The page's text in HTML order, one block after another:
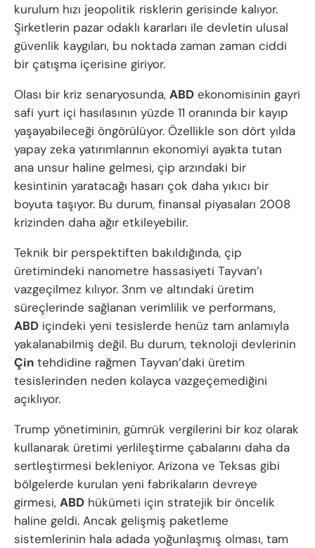
kurulum hızı jeopolitik risklerin gerisinde kalıyor.
Şirketlerin pazar odaklı kararları ile devletin ulusal
güvenlik kaygıları, bu noktada zaman zaman ciddi
bir çatışma içerisine giriyor.
Olası bir kriz senaryosunda, ABD ekonomisinin gayri
safi yurt içi hasılasının yüzde 11 oranında bir kayıp
yaşayabileceği öngörülüyor. Özellikle son dört yılda
yapay zeka yatırımlarının ekonomiyi ayakta tutan
ana unsur haline gelmesi, çip arzındaki bir
kesintinin yaratacağı hasarı çok daha yıkıcı bir
boyuta taşıyor. Bu durum, finansal piyasaları 2008
krizinden daha ağır etkileyebilir.
Teknik bir perspektiften bakıldığında, çip
üretimindeki nanometre hassasiyeti Tayvan’ı
vazgeçilmez kılıyor. 3nm ve altındaki üretim
süreçlerinde sağlanan verimlilik ve performans,
ABD içindeki yeni tesislerde henüz tam anlamıyla
yakalanabilmiş değil. Bu durum, teknoloji devlerinin
Çin tehdidine rağmen Tayvan’daki üretim
tesislerinden neden kolayca vazgeçemediğini
açıklıyor.
Trump yönetiminin, gümrük vergilerini bir koz olarak
kullanarak üretimi yerlileştirme çabalarını daha da
sertleştirmesi bekleniyor. Arizona ve Teksas gibi
bölgelerde kurulan yeni fabrikaların devreye
girmesi, ABD hükümeti için stratejik bir öncelik
haline geldi. Ancak gelişmiş paketleme
sistemlerinin hala adada yoğunlaşmış olması, tam